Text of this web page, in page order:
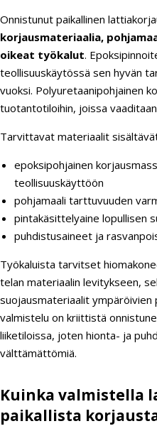
Onnistunut paikallinen
korjausmateriaalia,
oikeat työkalut.
teollisuuskäytössä sen hyvän
vuoksi. Polyuretaanipohjainen
tuotantotiloihin, joissa
Tarvittavat materiaalit
epoksipohjainen
teollisuuskäyttöön
pohjamaali tarttuvuuden
pintakäsittelyaine lopullisen
puhdistusaineet ja
Työkaluista tarvitset
telan materiaalin levitykseen,
suojausmateriaalit ympäröivien
valmistelu on kriittistä
liiketiloissa, joten hionta- ja
välttämättömiä.
Kuinka valmistella
paikallista